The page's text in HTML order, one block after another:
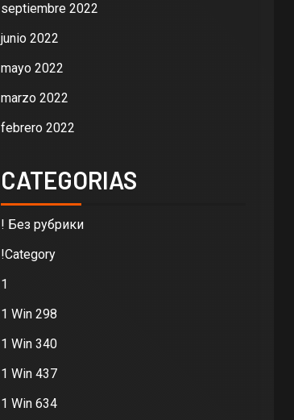
septiembre 2022
junio 2022
mayo 2022
marzo 2022
febrero 2022
CATEGORIAS
! Без рубрики
!Category
1
1 Win 298
1 Win 340
1 Win 437
1 Win 634